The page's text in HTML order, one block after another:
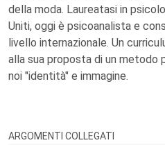
della moda. Laureatasi in
Uniti, oggi è psicoanalista e
livello internazionale. Un
alla sua proposta di un metodo
noi "identità" e immagine.
ARGOMENTI COLLEGATI